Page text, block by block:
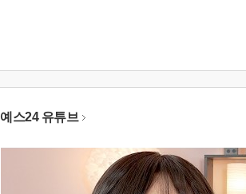
예스24 유튜브